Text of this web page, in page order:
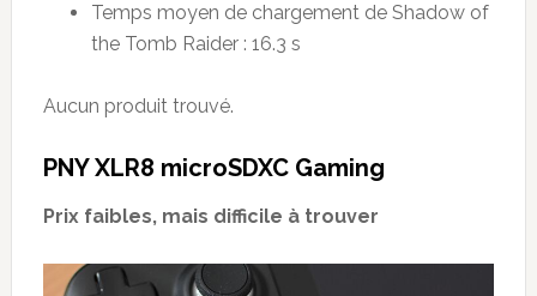
Temps moyen de chargement de Shadow of
the Tomb Raider : 16.3 s
Aucun produit trouvé.
PNY XLR8 microSDXC Gaming
Prix faibles, mais difficile à trouver